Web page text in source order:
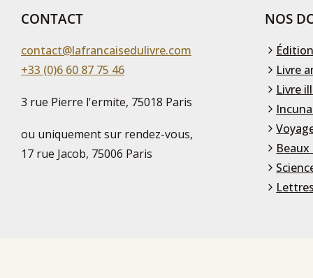
CONTACT
contact@lafrancaisedulivre.com
+33 (0)6 60 87 75 46
3 rue Pierre l'ermite, 75018 Paris
ou uniquement sur rendez-vous,
17 rue Jacob, 75006 Paris
NOS
Livre
Livre